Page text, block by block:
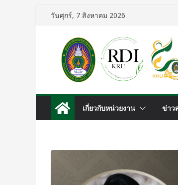
วันศุกร์, 7 สิงหาคม 2026
เกี่ยวกับหน่วยงาน ข่าว